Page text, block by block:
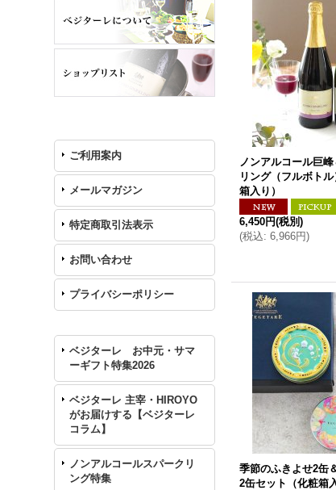
ご利用案内
メールマガジン
特定商取引法表示
お問い合わせ
プライバシーポリシー
ベジターレ お中元・サマ
ーギフト特集2026
ベジターレ 主宰・HIROYO
がお届けする【ベジターレ
コラム】
ノンアルコールスパークリ
ング特集
ノンアルコール巨
リング（フルボト
箱入り）
6,450円(税別)
(税込: 6,966円)
季節のふきよせ2缶
2缶セット（化粧箱